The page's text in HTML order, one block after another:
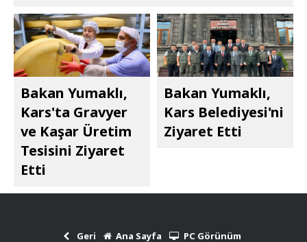
Bakan Yumaklı,
Kars'ta Gravyer
ve Kaşar Üretim
Tesisini Ziyaret
Etti
Bakan Yumaklı,
Kars Belediyesi'ni
Ziyaret Etti
Geri Ana Sayfa PC Görünüm